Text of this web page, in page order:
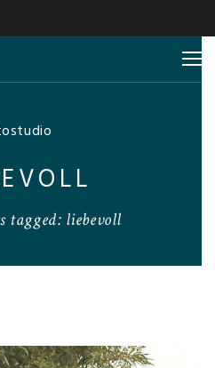
tagged: liebevoll